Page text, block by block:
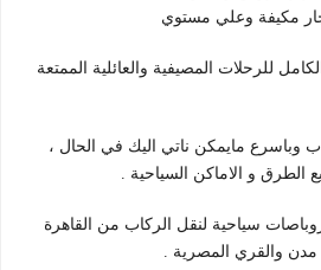
مكيفة وعلي مستوي
للرحلات المصيفية والعائلية الممتعة
وباسرع مايمكن ناتي اليك في الحال ،
الطرق و الاماكن السياحية .
سياحية لنقل الركاب من القاهرة
مدن والقري المصرية .